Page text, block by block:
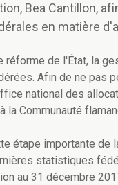
Bea Cantillon,
en matière
réforme de l'État, la
Afin de ne pas
national des
la Communauté
étape importante de
statistiques
au 31 décembre